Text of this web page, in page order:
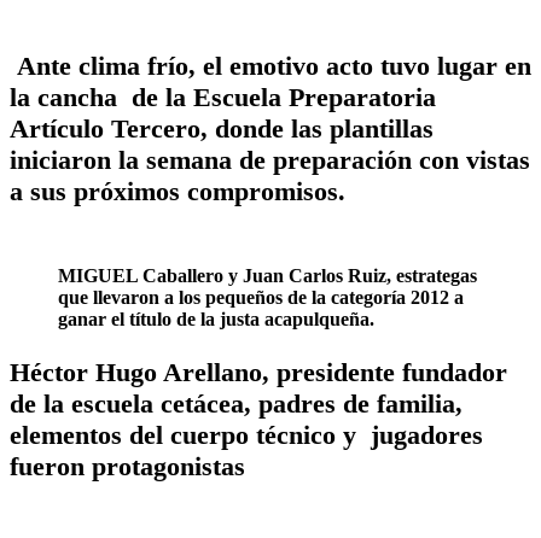
Ante clima frío, el emotivo acto tuvo lugar en
la cancha de la Escuela Preparatoria
Artículo Tercero, donde las plantillas
iniciaron la semana de preparación con vistas
a sus próximos compromisos.
MIGUEL Caballero y Juan Carlos Ruiz, estrategas
que llevaron a los pequeños de la categoría 2012 a
ganar el título de la justa acapulqueña.
Héctor Hugo Arellano, presidente fundador
de la escuela cetácea, padres de familia,
elementos del cuerpo técnico y jugadores
fueron protagonistas